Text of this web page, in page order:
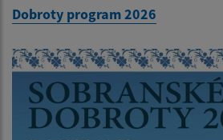
Dobroty program 2026